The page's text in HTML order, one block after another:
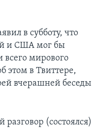
в субботу, что
и США мог бы
всего мирового
этом в Твиттере,
вчерашней беседы
(состоялся)